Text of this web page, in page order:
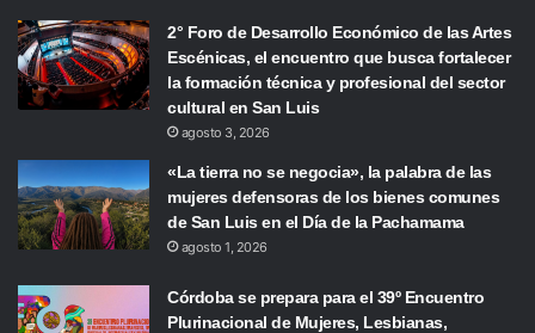
2° Foro de Desarrollo Económico de las Artes
Escénicas, el encuentro que busca fortalecer
la formación técnica y profesional del sector
cultural en San Luis
agosto 3, 2026
«La tierra no se negocia», la palabra de las
mujeres defensoras de los bienes comunes
de San Luis en el Día de la Pachamama
agosto 1, 2026
Córdoba se prepara para el 39º Encuentro
Plurinacional de Mujeres, Lesbianas,